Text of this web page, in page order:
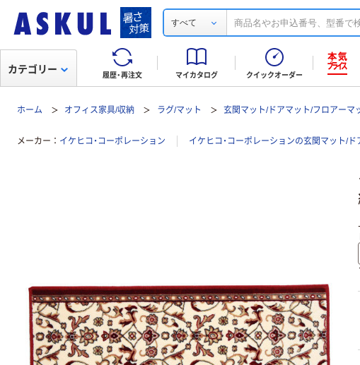
すべて
履歴・再注文 マイカタログ クイックオーダー
カテゴリー
ホーム オフィス家具/収納 ラグ/マット 玄関マット/ドアマット/フロアーマ
メーカー イケヒコ・コーポレーション イケヒコ・コーポレーションの玄関マット/